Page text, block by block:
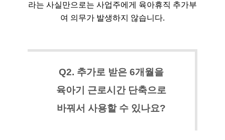
라는 사실만으로는 사업주에게 육아휴직 추가부
여 의무가 발생하지 않습니다.
Q2. 추가로 받은 6개월을
육아기 근로시간 단축으로
바꿔서 사용할 수 있나요?